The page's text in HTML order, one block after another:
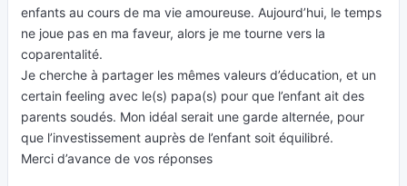
enfants au cours de ma vie amoureuse. Aujourd’hui, le temps
ne joue pas en ma faveur, alors je me tourne vers la
coparentalité.
Je cherche à partager les mêmes valeurs d’éducation, et un
certain feeling avec le(s) papa(s) pour que l’enfant ait des
parents soudés. Mon idéal serait une garde alternée, pour
que l’investissement auprès de l’enfant soit équilibré.
Merci d’avance de vos réponses